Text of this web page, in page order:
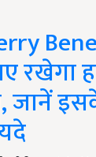
रखेगा
जानें